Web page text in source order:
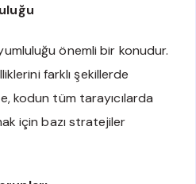
önemli bir konudur.
farklı şekillerde
kodun tüm tarayıcılarda
için bazı stratejiler